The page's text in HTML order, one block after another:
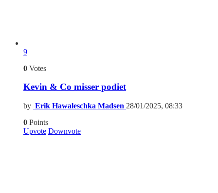
9
0 Votes
Kevin & Co misser podiet
by Erik Hawaleschka Madsen 28/01/2025, 08:33
0 Points
Upvote Downvote